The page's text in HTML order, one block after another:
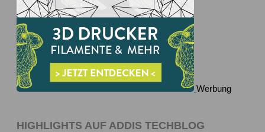
Werbung
HIGHLIGHTS AUF ADDIS TECHBLOG